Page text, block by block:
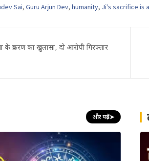
Sai, Guru Arjun Dev, humanity, Ji's sacrifice is
के प्रकरण का खुलासा, दो आरोपी गिरफ्तार
और पढ़ें➤